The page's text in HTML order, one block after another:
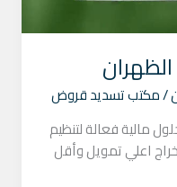
/مكتب تسديد قروض
مالية فعالة لتنظيم
اعلي تمويل وأقل